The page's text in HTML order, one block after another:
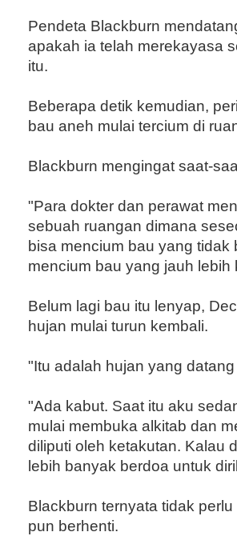
Pendeta Blackburn
apakah ia telah merekayasa
itu.
Beberapa detik kemudian,
bau aneh mulai tercium di
Blackburn mengingat saat-
"Para dokter dan perawat
sebuah ruangan dimana
bisa mencium bau yang
mencium bau yang jauh
Belum lagi bau itu lenyap,
hujan mulai turun kembali.
"Itu adalah hujan yang
"Ada kabut. Saat itu aku
mulai membuka alkitab dan
diliputi oleh ketakutan. Kalau
lebih banyak berdoa untuk
Blackburn ternyata tidak
pun berhenti.